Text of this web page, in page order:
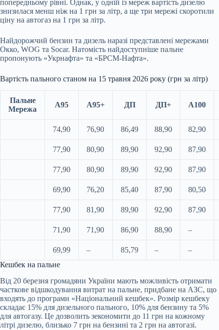
попередньому рівні. Однак, у одній із мереж вартість дизелю
знизилася менш ніж на 1 грн за літр, а ще три мережі скоротили
ціну на автогаз на 1 грн за літр.
Найдорожчий бензин та дизель наразі представлені мережами
Окко, WOG та Socar. Натомість найдоступніше пальне
пропонують «Укрнафта» та «БРСМ-Нафта».
Вартість пального станом на 15 травня 2026 року (грн за літр)
Пальне
Мережа
А95 А95+ ДП ДП+ А100
74,90 76,90 86,49 88,90 82,90
77,90 80,90 89,90 92,90 87,90
77,90 80,90 89,90 92,90 87,90
69,90 76,20 85,40 87,90 80,50
77,90 81,90 89,90 92,90 87,90
71,90 71,90 86,90 88,90 –
69,99 – 85,79 –
–
Кешбек на пальне
Від 20 березня громадяни України мають можливість отримати
часткове відшкодування витрат на пальне, придбане на АЗС, що
входять до програми «Національний кешбек». Розмір кешбеку
складає 15% для дизельного пального, 10% для бензину та 5%
для автогазу. Це дозволить зекономити до 11 грн на кожному
літрі дизелю, близько 7 грн на бензині та 2 грн на автогазі.